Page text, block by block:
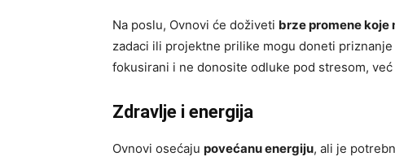
Na poslu, Ovnovi će doživeti brze promene koje
zadaci ili projektne prilike mogu doneti
fokusirani i ne donosite odluke pod stresom,
Zdravlje i energija
Ovnovi osećaju povećanu energiju, ali je